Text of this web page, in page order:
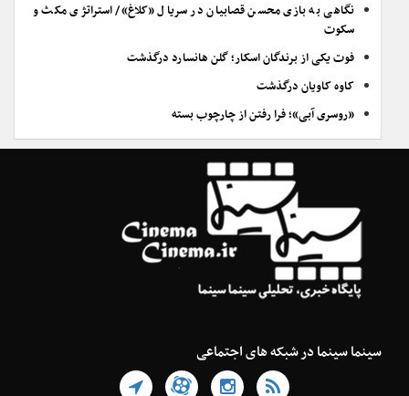
نگاهی به بازی محسن قصابیان در سریال «کلاغ»/ استراتژی مکث و
سکوت
فوت یکی از برندگان اسکار؛ گلن هانسارد درگذشت
کاوه کاویان درگذشت
«روسری آبی»؛ فرا رفتن از چارچوب بسته
سینما سینما در شبکه های اجتماعی